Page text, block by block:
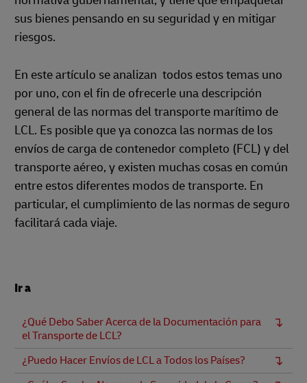
sus bienes pensando en su seguridad y en mitigar
riesgos.
En este artículo se analizan todos estos temas uno
por uno, con el fin de ofrecerle una descripción
general de las normas del transporte marítimo de
LCL. Es posible que ya conozca las normas de los
envíos de carga de contenedor completo (FCL) y del
transporte aéreo, y existen muchas cosas en común
entre estos diferentes modos de transporte. En
particular, el cumplimiento de las normas de seguro
facilitará cada viaje.
Ir a
¿Qué Debo Saber Acerca de la Documentación para
el Transporte de LCL?
¿Puedo Hacer Envíos de LCL a Todos los Países?